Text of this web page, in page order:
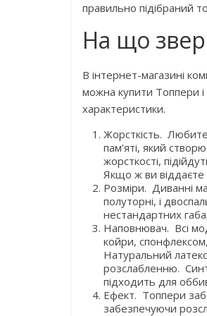
правильно підібраний
На що
В інтернет-магазині
можна купити Топпери і
характеристики.
Жорсткість.
пам’яті, який
жорсткості,
Якщо ж ви віддаєте
Розміри. Диванні
полуторні, і
нестандартних
Наповнювач. Всі
койри,
Натуральний
розслабленню.
підходить для
Ефект. Топпери
забезпечуючи